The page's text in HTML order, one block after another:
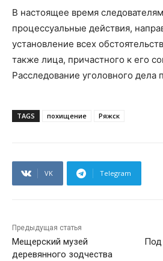
В настоящее время
процессуальные действия,
установление всех
также лица, причастного к его
Расследование уголовного дела
TAGS похищение Ряжск
VK Telegram
Предыдущая статья
Мещерский музей
деревянного зодчества
Под